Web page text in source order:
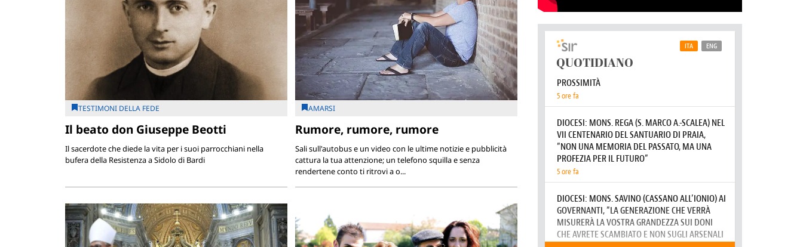
TESTIMONI DELLA FEDE
Il beato don Giuseppe Beotti
Il sacerdote che diede la vita per i suoi parrocchiani nella
bufera della Resistenza a Sidolo di Bardi
AMARSI
Rumore, rumore, rumore
Sali sull'autobus e un video con le ultime notizie e pubblicità
cattura la tua attenzione; un telefono squilla e senza
rendertene conto ti ritrovi a o...